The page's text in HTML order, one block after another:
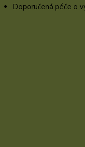
Doporučená péče o